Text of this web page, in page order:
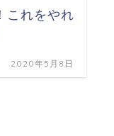
これをやれ
2020年5月8日